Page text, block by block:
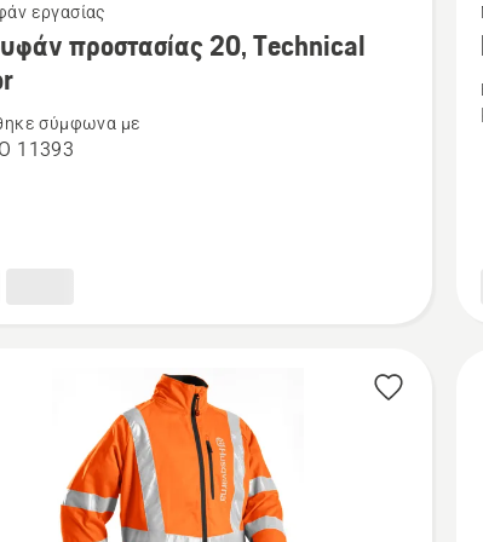
εργασίας
προστασίας 20, Technical
σύμφωνα με
11393